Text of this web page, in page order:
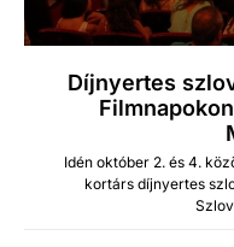
Díjnyertes
Idén október 2. és 4.
kortárs díjny­ertes